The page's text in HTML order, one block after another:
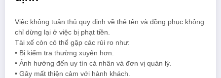
Việc không tuân thủ quy định về thẻ tên và đồng phục không
chỉ dừng lại ở việc bị phạt tiền.
Tài xế còn có thể gặp các rủi ro như:
• Bị kiểm tra thường xuyên hơn.
• Ảnh hưởng đến uy tín cá nhân và đơn vị quản lý.
• Gây mất thiện cảm với hành khách.